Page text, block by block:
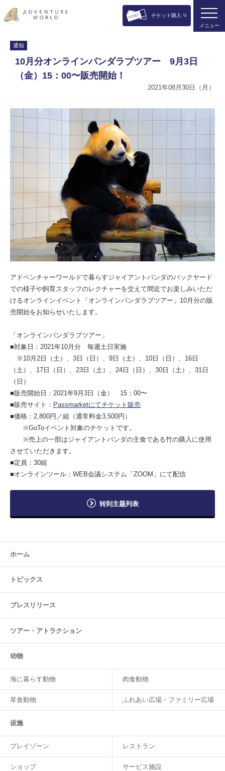
チケット購入
メニュー
通知
10月分オンラインパンダラブツアー 9月3日
（金）15：00〜販売開始！
2021年08月30日（月）
アドベンチャーワールドで暮らすジャイアントパンダのバックヤード
での様子や飼育スタッフのレクチャーを交えて間近でお楽しみいただ
けるオンラインイベント「オンラインパンダラブツアー」10月分の販
売開始をお知らせいたします。
「オンラインパンダラブツアー」
■対象日：2021年10月分 毎週土日実施
※10月2日（土）、3日（日）、9日（土）、10日（日）、16日
（土）、17日（日）、23日（土）、24日（日）、30日（土）、31日
（日）
■販売開始日：2021年9月3日（金） 15：00〜
■販売サイト： Passmarketにてチケット販売
■価格：2,800円／組（通常料金3,500円）
※GoToイベント対象のチケットです。
※売上の一部はジャイアントパンダの主食である竹の購入に使用
させていただきます。
■定員：30組
■オンラインツール：WEB会議システム「ZOOM」にて配信
转到主题列表
ホーム
トピックス
プレスリリース
ツアー・ アトラクション
动物
海に暮らす動物 肉食動物
草食動物 ふれあい広場・ファミリー広場
设施
プレイゾーン レストラン
ショップ サービス施設